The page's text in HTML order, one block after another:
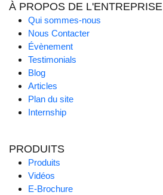
À PROPOS DE L'ENTREPRISE
Qui sommes-nous
Nous Contacter
Évènement
Testimonials
Blog
Articles
Plan du site
Internship
PRODUITS
Produits
Vidéos
E-Brochure